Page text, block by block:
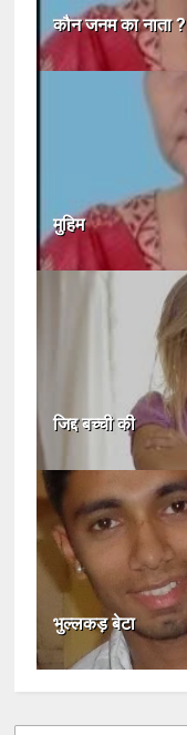
कौन जनम का नाता ?
मुहिम
जिद्द बच्ची की
भुल्लकड़ बेटा